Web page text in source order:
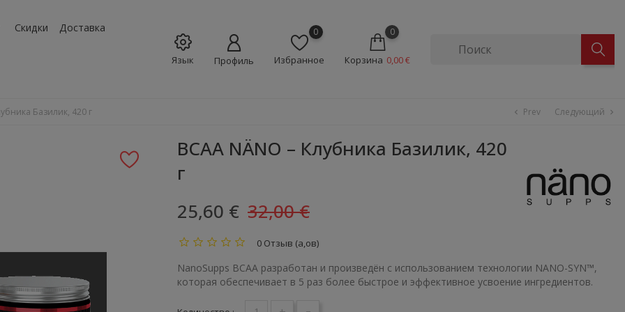
Скидки Доставка
Язык Профиль
0
Избранное
0
Корзина 0,00 €
Базилик, 420 г chevron_left Prev Следующий chevron_right
BCAA NÄNO – Клубника Базилик, 420
г
25,60 € 32,00 €
0 Отзыв (а,ов)
NanoSupps BCAA разработан и произведён с использованием технологии NANO-SYN™,
которая обеспечивает в 5 раз более быстрое и эффективное усвоение ингредиентов.